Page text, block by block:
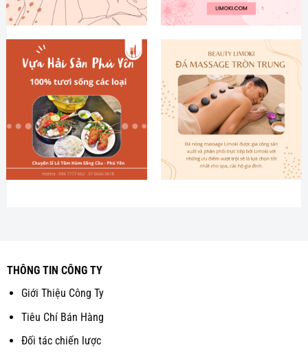
THÔNG TIN CÔNG TY
Giới Thiệu Công Ty
Tiêu Chí Bán Hàng
Đối tác chiến lược